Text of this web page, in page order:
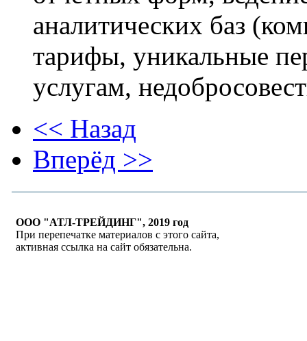
аналитических баз
тарифы, уникальные
услугам,
<< Назад
Вперёд >>
ООО "АТЛ-ТРЕЙДИНГ", 2019 год
При перепечатке материалов с этого сайта,
активная ссылка на сайт обязательна.